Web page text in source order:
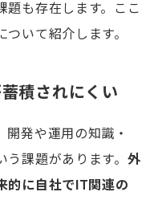
題も存在します。ここ
いて紹介します。
積されにくい
発や運用の知識・
課題があります。 外
的に自社でIT関連の